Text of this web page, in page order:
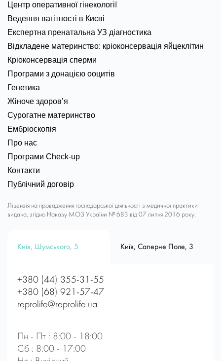
Центр оперативної гінекології
Ведення вагітності в Києві
Експертна пренатальна УЗ діагностика
Відкладене материнство: кріоконсервація яйцеклітин
Кріоконсервація сперми
Програми з донацією ооцитів
Генетика
Жіноче здоров’я
Сурогатне материнство
Ембріоскопія
Про нас
Програми Check-up
Контакти
Публічний договір
Ліцензія на провадження господарської діяльності з медичної практики
видана, згідно Наказу МОЗ України № 683 від 07 липня 2016 року.
Київ, Шумського, 5 Київ, Саперне Поле, 3
+380 (44) 355-31-55
+380 (68) 921-57-47
reprolife@reprolife.ua
Пн - Пт : 8:00 - 18:00
Сб : 8:00 - 17:00